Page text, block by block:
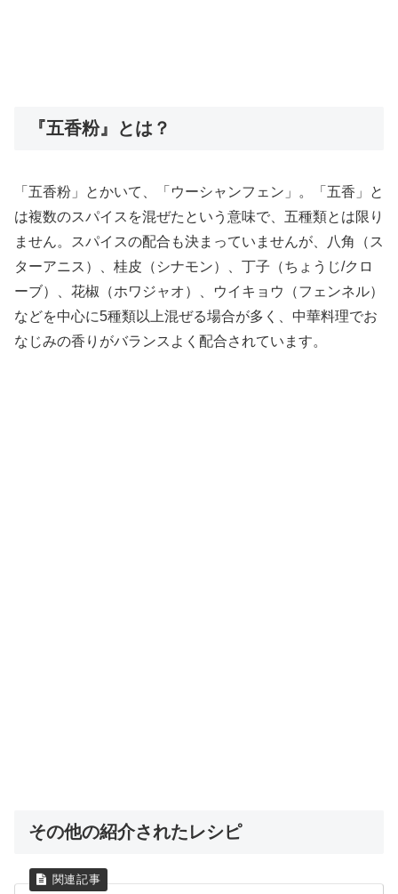
『五香粉』とは？
「五香粉」とかいて、「ウーシャンフェン」。「五香」と
は複数のスパイスを混ぜたという意味で、五種類とは限り
ません。スパイスの配合も決まっていませんが、八角（ス
ターアニス）、桂皮（シナモン）、丁子（ちょうじ/クロ
ーブ）、花椒（ホワジャオ）、ウイキョウ（フェンネル）
などを中心に5種類以上混ぜる場合が多く、中華料理でお
なじみの香りがバランスよく配合されています。
その他の紹介されたレシピ